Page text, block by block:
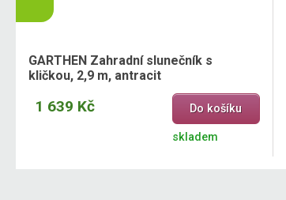
GARTHEN Zahradní slunečník s
kličkou, 2,9 m, antracit
1 639 Kč Do košíku
skladem